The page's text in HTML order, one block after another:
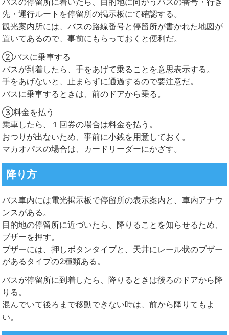
先・運行ルートを停留所の掲示板にて確認する。
観光案内所には、バスの路線番号と停留所が書かれた地図が
置いてあるので、事前にもらっておくと便利だ。
②バスに乗車する
バスが到着したら、手をあげて乗ることを意思表示する。
手をあげないと、止まらずに通過するので要注意だ。
バスに乗車するときは、前のドアから乗る。
③料金を払う
乗車したら、１回券の場合は料金を払う。
おつりが出ないため、事前に小銭を用意しておく。
マカオパスの場合は、カードリーダーにかざす。
降り方
バス車内には電光掲示板で停留所の表示案内と、車内アナウ
ンスがある。
目的地の停留所に近づいたら、降りることを知らせるため、
ブザーを押す。
ブザーには、押しボタンタイプと、天井にレール状のブザー
があるタイプの2種類ある。
バスが停留所に到着したら、降りるときは後ろのドアから降
りる。
混んでいて後ろまで移動できない時は、前から降りてもよ
い。